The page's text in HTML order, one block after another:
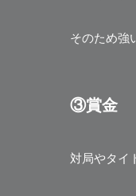
そのため強
③賞金
対局やタイ